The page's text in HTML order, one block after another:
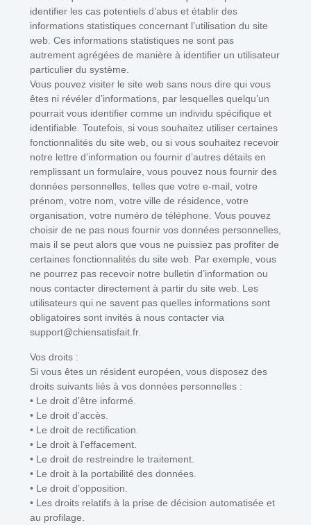
identifier les cas potentiels d’abus et établir des
informations statistiques concernant l’utilisation du site
web. Ces informations statistiques ne sont pas
autrement agrégées de manière à identifier un utilisateur
particulier du système.
Vous pouvez visiter le site web sans nous dire qui vous
êtes ni révéler d’informations, par lesquelles quelqu’un
pourrait vous identifier comme un individu spécifique et
identifiable. Toutefois, si vous souhaitez utiliser certaines
fonctionnalités du site web, ou si vous souhaitez recevoir
notre lettre d’information ou fournir d’autres détails en
remplissant un formulaire, vous pouvez nous fournir des
données personnelles, telles que votre e-mail, votre
prénom, votre nom, votre ville de résidence, votre
organisation, votre numéro de téléphone. Vous pouvez
choisir de ne pas nous fournir vos données personnelles,
mais il se peut alors que vous ne puissiez pas profiter de
certaines fonctionnalités du site web. Par exemple, vous
ne pourrez pas recevoir notre bulletin d’information ou
nous contacter directement à partir du site web. Les
utilisateurs qui ne savent pas quelles informations sont
obligatoires sont invités à nous contacter via
support@chiensatisfait.fr.
Vos droits :
Si vous êtes un résident européen, vous disposez des
droits suivants liés à vos données personnelles :
• Le droit d’être informé.
• Le droit d’accès.
• Le droit de rectification.
• Le droit à l’effacement.
• Le droit de restreindre le traitement.
• Le droit à la portabilité des données.
• Le droit d’opposition.
• Les droits relatifs à la prise de décision automatisée et
au profilage.